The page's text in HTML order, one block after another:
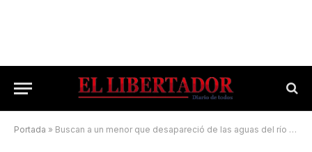
Portada » Buscan a un menor que desapareció de las aguas del río Paraná